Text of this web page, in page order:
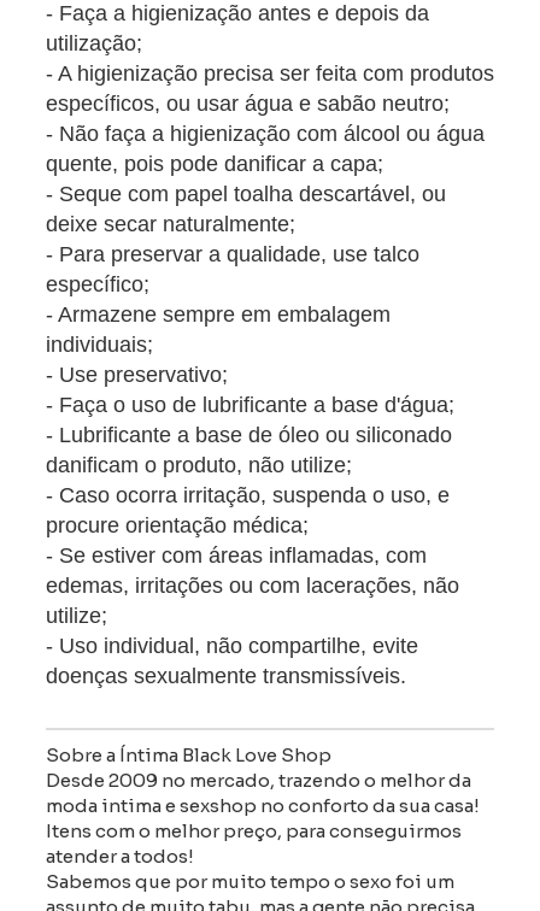
- Faça a higienização antes e depois da
utilização;
- A higienização precisa ser feita com produtos
específicos, ou usar água e sabão neutro;
- Não faça a higienização com álcool ou água
quente, pois pode danificar a capa;
- Seque com papel toalha descartável, ou
deixe secar naturalmente;
- Para preservar a qualidade, use talco
específico;
- Armazene sempre em embalagem
individuais;
- Use preservativo;
- Faça o uso de lubrificante a base d'água;
- Lubrificante a base de óleo ou siliconado
danificam o produto, não utilize;
- Caso ocorra irritação, suspenda o uso, e
procure orientação médica;
- Se estiver com áreas inflamadas, com
edemas, irritações ou com lacerações, não
utilize;
- Uso individual, não compartilhe, evite
doenças sexualmente transmissíveis.
Sobre a Íntima Black Love Shop
Desde 2009 no mercado, trazendo o melhor da
moda intima e sexshop no conforto da sua casa!
Itens com o melhor preço, para conseguirmos
atender a todos!
Sabemos que por muito tempo o sexo foi um